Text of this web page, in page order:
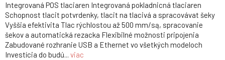
Integrovaná POS tlaciaren Integrovaná pokladnicná tlaciaren
Schopnost tlacit potvrdenky, tlacit na tlacivá a spracovávat šeky
Vyššia efektivita Tlac rýchlostou až 500 mm/są, spracovanie
šekov a automatická rezacka Flexibilné možnosti pripojenia
Zabudované rozhranie USB a Ethernet vo všetkých modeloch
Investícia do budú... viac